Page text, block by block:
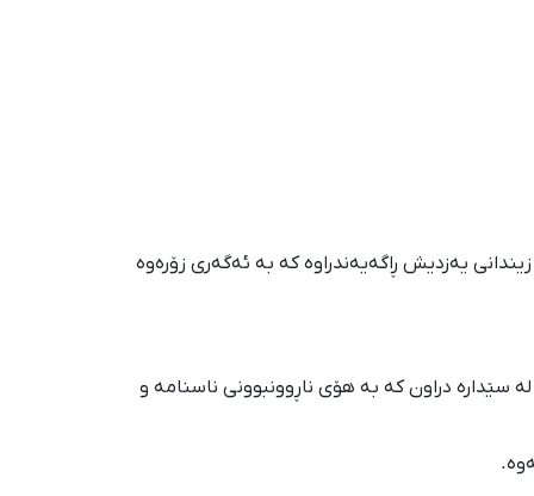
یەزدیش ڕاگەیەندراوە کە بە ئەگەری زۆرەوە
کرماشان لە سێدارە دراون کە بە هۆی ناڕوونبوونی ناسنامە و